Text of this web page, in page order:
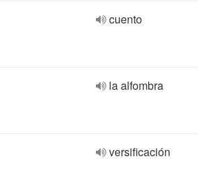
cuento
la alfombra
versificación